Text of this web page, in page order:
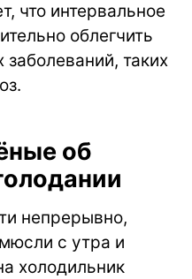
что интервальное
облегчить
таких
об
непрерывно,
с утра и
холодильник